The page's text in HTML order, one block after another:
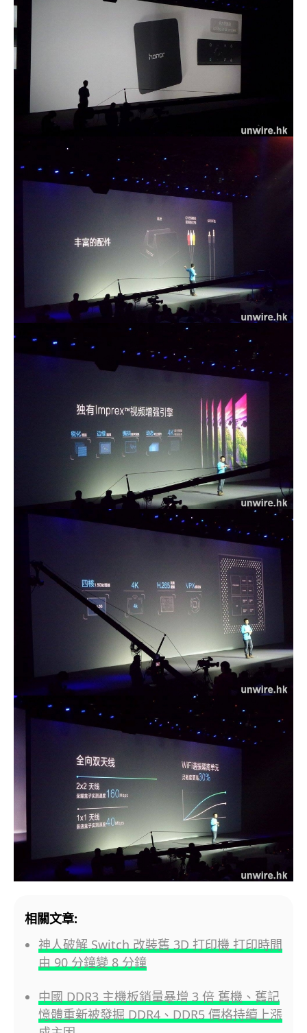
相關文章:
神人破解 Switch 改裝舊 3D 打印機 打印時間
由 90 分鐘變 8 分鐘
中國 DDR3 主機板銷量暴增 3 倍 舊機、舊記
憶體重新被發掘 DDR4、DDR5 價格持續上漲